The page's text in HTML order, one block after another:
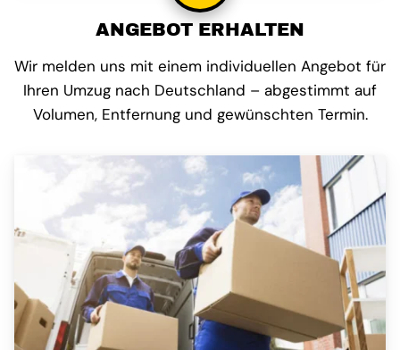
ANGEBOT ERHALTEN
Wir melden uns mit einem individuellen Angebot für
Ihren Umzug nach Deutschland – abgestimmt auf
Volumen, Entfernung und gewünschten Termin.